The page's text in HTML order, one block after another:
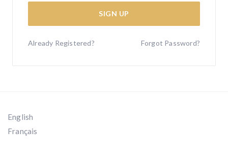
SIGN UP
Already Registered? Forgot Password?
English
Français